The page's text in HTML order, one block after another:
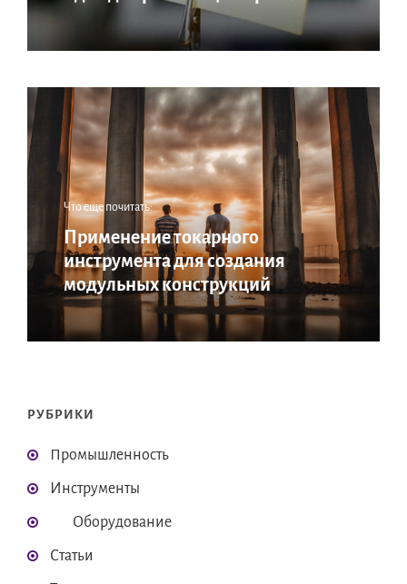
Что еще почитать:
Применение токарного
инструмента для создания
модульных конструкций
РУБРИКИ
Промышленность
Инструменты
Оборудование
Статьи